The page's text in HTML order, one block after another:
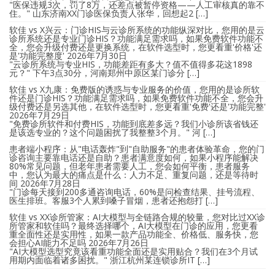
"医保违规3次，罚了8万，还差点被暂停资格——人工审核真的靠不
住。" 山东济南XX门诊医保负责人张华，回想起2 […]
软佳 vs X兴云：门诊HIS与云诊所系统的功能纵深对比，您用的是云
诊所系统还是专业门诊HIS？功能满足需求吗，如果免费软件功能不
全，您会升级付费还是更换系统，在软件选型时，您更看重'价格'还
是'功能完整度' 2026年7月30日
"云诊所系统与专业HIS，功能差距有多大？值不值得多花这1898
元？" 下午3点30分，河南郑州中原区某门诊分 […]
软佳 vs X九康：免费版的诱惑与专业服务的价值，您用的是诊所软
件还是门诊HIS？功能满足需求吗，如果免费软件功能不全，您会升
级付费还是另选其他，在软件选型时，您更看重'免费'还是'功能完整'
2026年7月29日
"免费诊所软件和付费HIS，功能到底差多远？我们小诊所该省钱还
是该选专业的？这个问题困扰了我整整3个月。" 河 […]
患者端小程序：从"电话轰炸"到"自助服务"的患者体验革命，您的门
诊咨询主要靠电话还是自助？患者满意度如何，如果小程序能解决
80%常见问题，但老年患者需要人工，您会如何平衡，患者服务
中，您认为最大的痛点是什么：人力不足、重复问题，还是等待时
间 2026年7月28日
"门诊每天接到200多通咨询电话，60%是问检查结果、挂号流程、
医生排班。客服3个人累到嗓子冒烟，患者还抱怨打 […]
软佳 vs XX诊所管家：AI大模型与全链路合规的较量，您对比过XX诊
所管家和软佳吗？最终选择哪个，AI大模型在门诊的应用，您更看
重全面性还是实用性，如果一款产品功能全、价格低、服务快，您
会担心AI能力不足吗 2026年7月26日
"AI大模型选型究竟该看重功能全面还是实用贴合？我们在3个月试
用期内面临着诸多困扰。" 浙江杭州某连锁诊所IT […]